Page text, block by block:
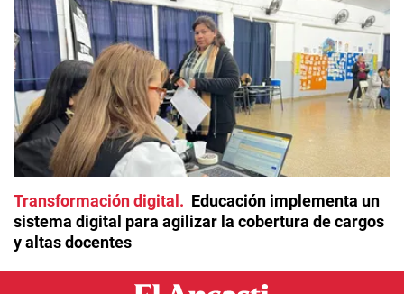
Transformación digital
Educación implementa un
sistema digital para agilizar la cobertura de cargos
y altas docentes